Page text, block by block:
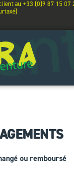
au +33 (0)9 87 15
ou remboursé